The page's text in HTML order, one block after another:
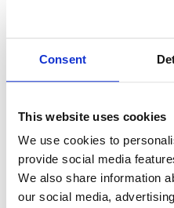
Consent
This website uses cookies
We use cookies to
provide social media
We also share information
our social media,
KOAの会員ページでは、回路
をご提供しております。​会員登
メールにてお届けいたします。
【会員限定コンテンツ】
抵抗器 温度分布シミュレータ
最新技術セミナー動画・資料
KOA Thermal Design